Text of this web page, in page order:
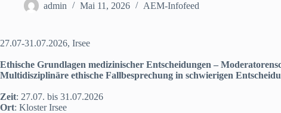
e
admin Mai 11, 2026 AEM-Infofeed
27.07-31.07.2026, Irsee
Ethische Grundlagen medizinischer Entscheidungen –
Multidisziplinäre ethische Fallbesprechung in schwierigen
Zeit: 27.07. bis 31.07.2026
Ort: Kloster Irsee